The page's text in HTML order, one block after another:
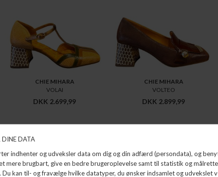
CHIE MIHARA
VOLAI
DKK 2.699,99
CHIE MIHARA
VOLTEO
DKK 2.899,99